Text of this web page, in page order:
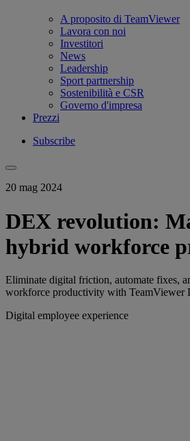
A proposito di TeamViewer
Lavora con noi
Investitori
News
Leadership
Sport partnership
Sostenibilità e CSR
Governo d'impresa
Prezzi
Subscribe
20 mag 2024
DEX revolution:
hybrid workforce
Eliminate digital friction, automate fixes,
workforce productivity with TeamViewer
Digital employee experience